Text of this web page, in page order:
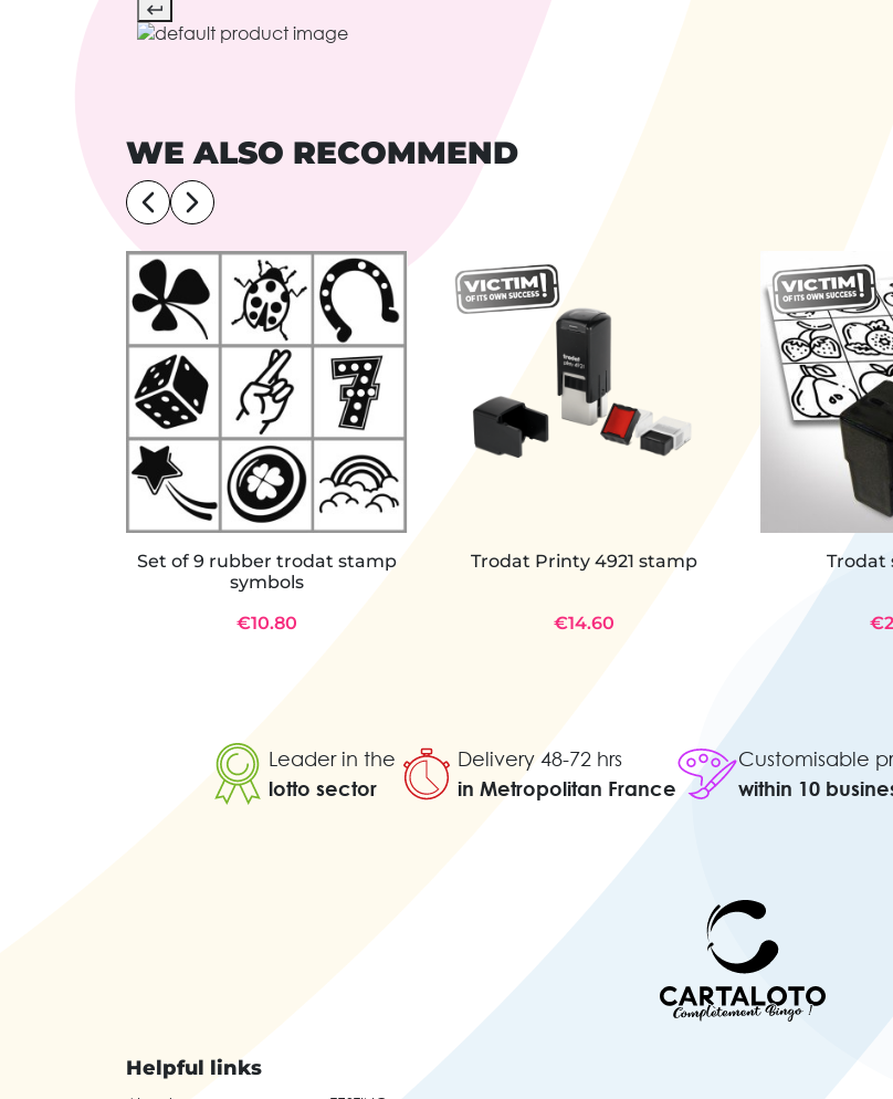
WE ALSO RECOMMEND
Set of 9 rubber trodat stamp
symbols
€10.80
Trodat Printy 4921 stamp
€14.60
Trodat
Leader in the
lotto sector
Delivery 48-72 hrs
in Metropolitan France
Customisable
within 10
Helpful links